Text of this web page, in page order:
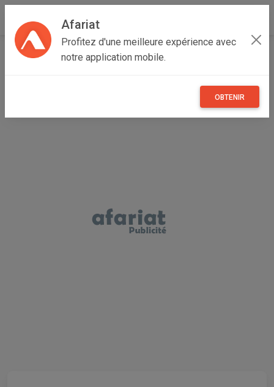
Afariat
Profitez d'une meilleure expérience avec
notre application mobile.
OBTENIR
Accueil Recherche Cap bon - Sahel